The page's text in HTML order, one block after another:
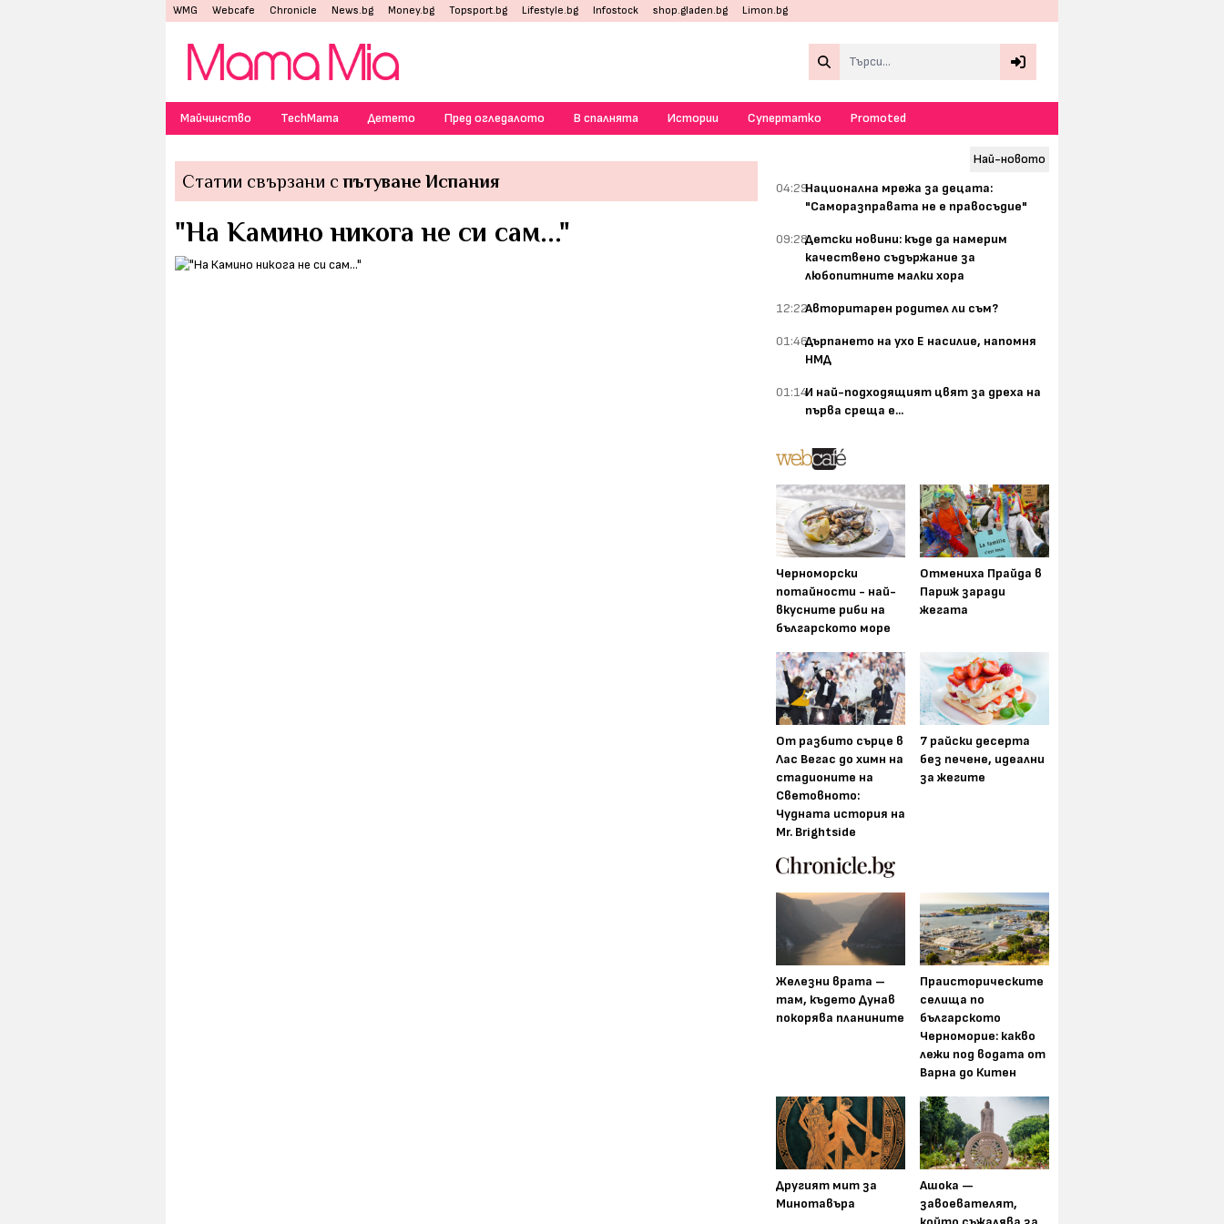
WMG Webcafe Chronicle News.bg Money.bg Topsport.bg Lifestyle.bg Infostock shop.gladen.bg Limon.bg
Майчинство TechMama Детето Пред огледалото В спалнята Истории Супертатко Promoted
Статии свързани спътуване Испания
"На Камино никога не си сам..."
Най-новото
04:29Национална мрежа за децата:
"Саморазправата не е правосъдие"
09:28Детски новини: къде да намерим
качествено съдържание за
любопитните малки хора
12:22Авторитарен родител ли съм?
01:46Дърпането на ухо Е насилие, напомня
НМД
01:14И най-подходящият цвят за дреха на
първа среща е...
Черноморски
потайности - най-
вкусните риби на
българското море
Отмениха Прайда в
Париж заради
жегата
От разбито сърце в
Лас Вегас до химн на
стадионите на
Световното:
Чудната история на
Mr. Brightside
7 райски десерта
без печене, идеални
за жегите
Железни врата –
там, където Дунав
покорява планините
Праисторическите
селища по
българското
Черноморие: какво
лежи под водата от
Варна до Китен
Другият мит за
Минотавъра
Ашока —
завоевателят,